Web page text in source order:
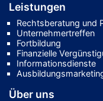
Leistungen
Rechtsberatung und
Unternehmertreffen
Fortbildung
Finanzielle
Informationsdienste
Über uns